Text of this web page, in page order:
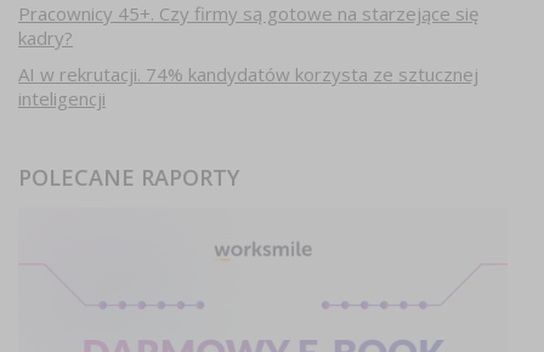
Pracownicy 45+. Czy firmy są gotowe na starzejące się
kadry?
AI w rekrutacji. 74% kandydatów korzysta ze sztucznej
inteligencji
POLECANE RAPORTY